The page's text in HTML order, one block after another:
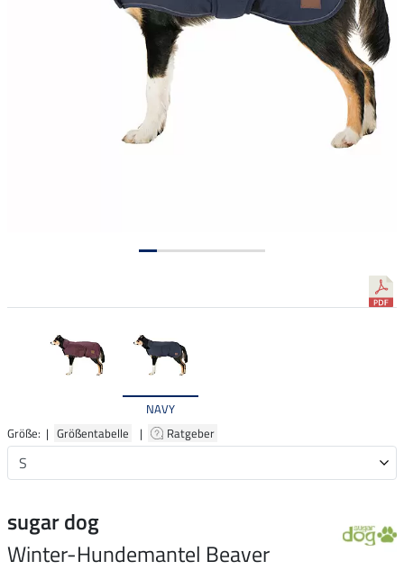
NAVY
Größe: | Größentabelle | Ratgeber
sugar dog
Winter-Hundemantel Beaver